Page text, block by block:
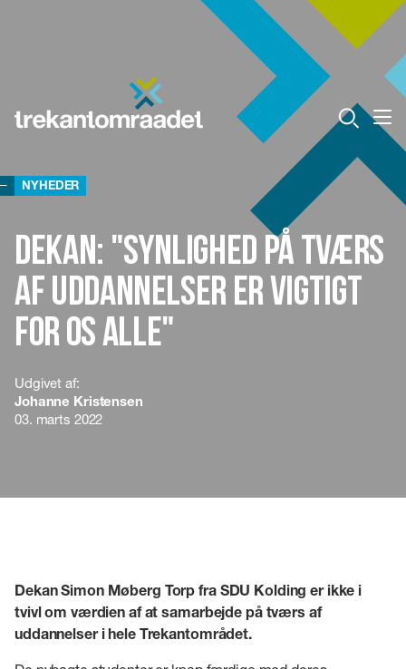
NYHEDER
Dekan: "Synlighed på tværs
af uddannelser er vigtigt
for os alle"
Udgivet af:
Johanne Kristensen
03. marts 2022
Dekan Simon Møberg Torp fra SDU Kolding er ikke i
tvivl om værdien af at samarbejde på tværs af
uddannelser i hele Trekantområdet.